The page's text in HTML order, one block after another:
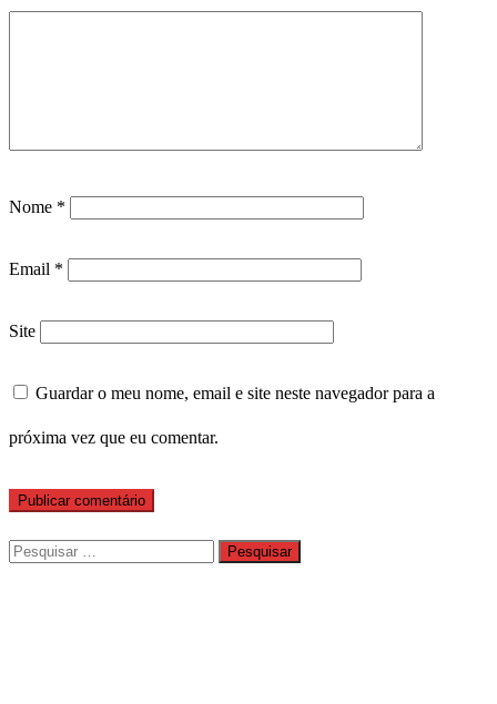
Nome *
Email *
Site
Guardar o meu nome, email e site neste navegador para a
próxima vez que eu comentar.
Pesquisar
por: